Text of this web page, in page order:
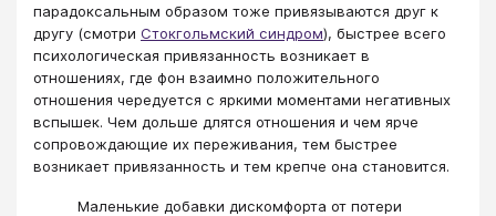
парадоксальным образом тоже привязываются друг к
другу (смотри Стокгольмский синдром), быстрее всего
психологическая привязанность возникает в
отношениях, где фон взаимно положительного
отношения чередуется с яркими моментами негативных
вспышек. Чем дольше длятся отношения и чем ярче
сопровождающие их переживания, тем быстрее
возникает привязанность и тем крепче она становится.
Маленькие добавки дискомфорта от потери